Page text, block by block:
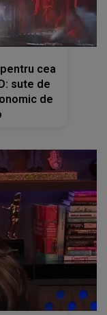
cea
sute de
de